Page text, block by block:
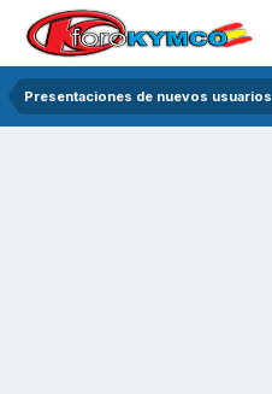
Presentaciones de nuevos usuarios